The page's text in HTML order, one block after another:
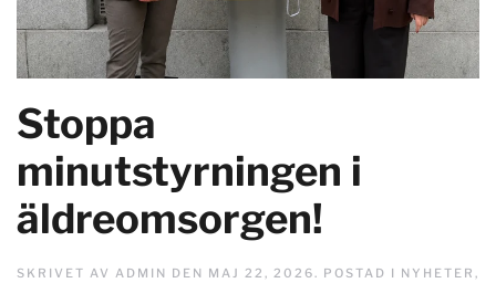
Stoppa
minutstyrningen i
äldreomsorgen!
SKRIVET AV ADMIN DEN MAJ 22, 2026. POSTAD I NYHETER ,